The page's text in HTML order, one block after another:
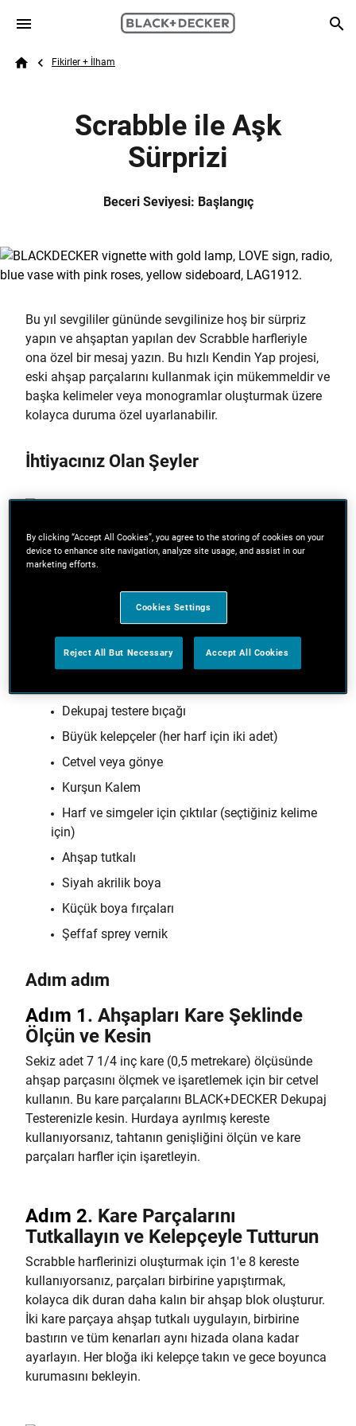
Skip to main content
Search
Breadcrumb
Fikirler + İlham
Scrabble ile Aşk
Sürprizi
Beceri Seviyesi: Başlangıç
Bu yıl sevgililer gününde sevgilinize hoş bir sürpriz
yapın ve ahşaptan yapılan dev Scrabble harfleriyle
ona özel bir mesaj yazın. Bu hızlı Kendin Yap projesi,
eski ahşap parçalarını kullanmak için mükemmeldir ve
başka kelimeler veya monogramlar oluşturmak üzere
kolayca duruma özel uyarlanabilir.
İhtiyacınız Olan Şeyler
6 feet 1-e-8 beyaz çam kerestesi veya eski
BLACK+DECKER Çok Amaçlı Zımpara Makinesi
BLACK+DECKER Dekupaj Testere
Dekupaj testere bıçağı
Büyük kelepçeler (her harf için iki adet)
Cetvel veya gönye
Kurşun Kalem
Harf ve simgeler için çıktılar (seçtiğiniz kelime
için)
Ahşap tutkalı
Siyah akrilik boya
Küçük boya fırçaları
Şeffaf sprey vernik
Adım adım
Adım 1. Ahşapları Kare Şeklinde
Ölçün ve Kesin
Sekiz adet 7 1/4 inç kare (0,5 metrekare) ölçüsünde
ahşap parçasını ölçmek ve işaretlemek için bir cetvel
kullanın. Bu kare parçalarını BLACK+DECKER Dekupaj
Testerenizle kesin. Hurdaya ayrılmış kereste
kullanıyorsanız, tahtanın genişliğini ölçün ve kare
parçaları harfler için işaretleyin.
Adım 2. Kare Parçalarını
Tutkallayın ve Kelepçeyle Tutturun
Scrabble harflerinizi oluşturmak için 1'e 8 kereste
kullanıyorsanız, parçaları birbirine yapıştırmak,
kolayca dik duran daha kalın bir ahşap blok oluşturur.
İki kare parçaya ahşap tutkalı uygulayın, birbirine
bastırın ve tüm kenarları aynı hizada olana kadar
ayarlayın. Her bloğa iki kelepçe takın ve gece boyunca
kurumasını bekleyin.
By clicking “Accept All Cookies”, you agree to the storing of cookies on your
device to enhance site navigation, analyze site usage, and assist in our
marketing efforts.
Cookies Settings
Reject All But Necessary Accept All Cookies